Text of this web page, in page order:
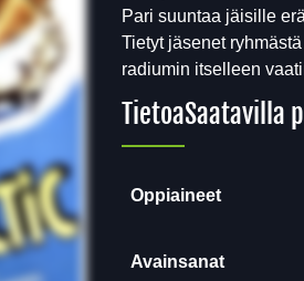
Pari suuntaa jäisille
Tietyt jäsenet
radiumin itselleen
TietoaSaatavilla
Oppiaineet
Avainsanat